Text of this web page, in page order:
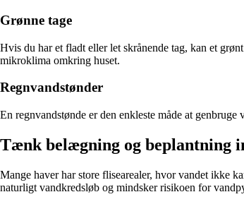
Grønne tage
Hvis du har et fladt eller let skrånende tag, kan et
mikroklima omkring huset.
Regnvandstønder
En regnvandstønde er den enkleste måde at
Tænk belægning og beplantning
Mange haver har store flisearealer, hvor vandet ikke
naturligt vandkredsløb og mindsker risikoen for